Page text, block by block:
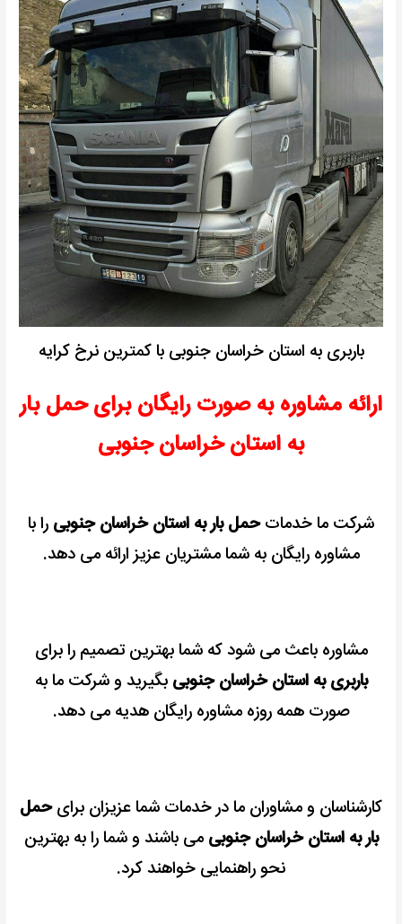
باربری به استان خراسان جنوبی با کمترین نرخ کرایه
ارائه مشاوره به صورت رایگان برای حمل بار
به استان خراسان جنوبی
شرکت ما خدماتحمل بار به استان خراسان جنوبی را با
مشاوره رایگان به شما مشتریان عزیز ارائه می دهد.
مشاوره باعث می شود که شما بهترین تصمیم را برای
باربری به استان خراسان جنوبی بگیرید و شرکت ما به
صورت همه روزه مشاوره رایگان هدیه می دهد.
کارشناسان و مشاوران ما در خدمات شما عزیزان برایحمل
بار به استان خراسان جنوبی می باشند و شما را به بهترین
نحو راهنمایی خواهند کرد.